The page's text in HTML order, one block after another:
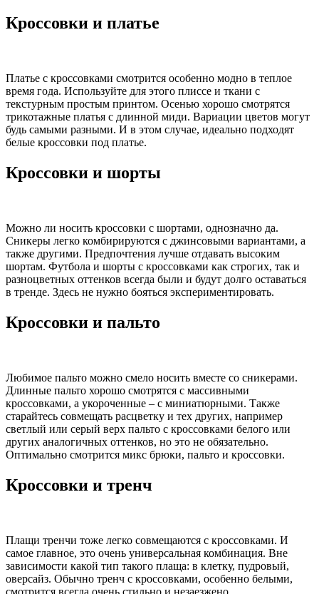
Кроссовки и платье
Платье с кроссовками смотрится особенно модно в теплое
время года. Используйте для этого плиссе и ткани с
текстурным простым принтом. Осенью хорошо смотрятся
трикотажные платья с длинной миди. Вариации цветов могут
будь самыми разными. И в этом случае, идеально подходят
белые кроссовки под платье.
Кроссовки и шорты
Можно ли носить кроссовки с шортами, однозначно да.
Сникеры легко комбирируются с джинсовыми вариантами, а
также другими. Предпочтения лучше отдавать высоким
шортам. Футбола и шорты с кроссовками как строгих, так и
разноцветных оттенков всегда были и будут долго оставаться
в тренде. Здесь не нужно бояться экспериментировать.
Кроссовки и пальто
Любимое пальто можно смело носить вместе со сникерами.
Длинные пальто хорошо смотрятся с массивными
кроссовками, а укороченные – с миниатюрными. Также
старайтесь совмещать расцветку и тех других, например
светлый или серый верх пальто с кроссовками белого или
других аналогичных оттенков, но это не обязательно.
Оптимально смотрится микс брюки, пальто и кроссовки.
Кроссовки и тренч
Плащи тренчи тоже легко совмещаются с кроссовками. И
самое главное, это очень универсальная комбинация. Вне
зависимости какой тип такого плаща: в клетку, пудровый,
оверсайз. Обычно тренч с кроссовками, особенно белыми,
смотрится всегда очень стильно и незаезжено.